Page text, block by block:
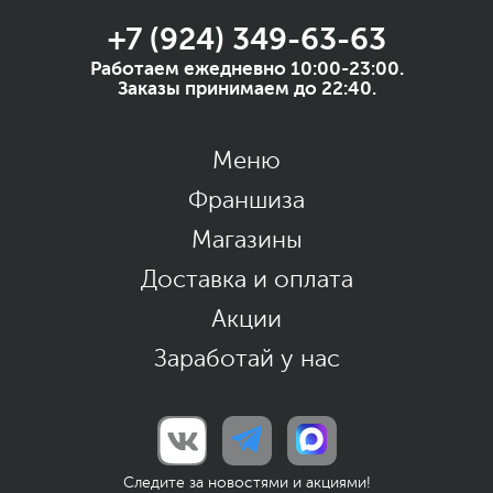
+7 (924) 349-63-63
Работаем ежедневно 10:00-23:00.
Заказы принимаем до 22:40.
Меню
Франшиза
Магазины
Доставка и оплата
Акции
Заработай у нас
Следите за новостями и акциями!